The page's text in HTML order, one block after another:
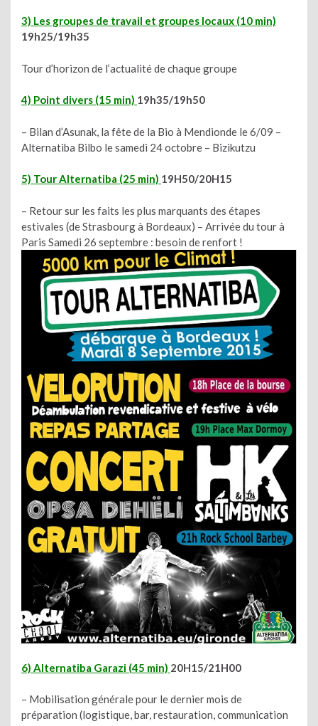
3) Les groupes de travail et groupes locaux (10 min)
19h25/19h35
Tour d’horizon de l’actualité de chaque groupe
4) Point divers (15 min) 19h35/19h50
– Bilan d’Asunak, la fête de la Bio à Mendionde le 6/09 –
Alternatiba Bilbo le samedi 24 octobre – Bizikutzu
5) Tour Alternatiba (25 min) 19H50/20H15
– Retour sur les faits les plus marquants des étapes
estivales (de Strasbourg à Bordeaux) – Arrivée du tour à
Paris Samedi 26 septembre : besoin de renfort !
6) Alternatiba Garazi (45 min) 20H15/21H00
– Mobilisation générale pour le dernier mois de
préparation (logistique, bar, restauration, communication